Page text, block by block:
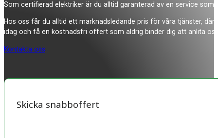
Som certifierad elektriker är du alltid garanterad av en service
Hos oss får du alltid ett marknadsledande pris för våra tjänster,
idag och få en kostnadsfri offert som aldrig binder dig att anlita
Kontakta oss
Skicka snabboffert